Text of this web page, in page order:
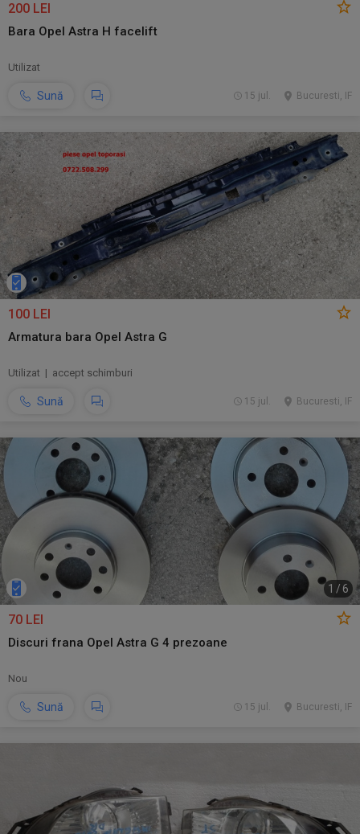
200 LEI
Bara Opel Astra H facelift
Utilizat
Sună Bucuresti, IF
15 jul.
100 LEI
Armatura bara Opel Astra G
Utilizat | accept schimburi
Sună Bucuresti, IF
15 jul.
1 / 6
70 LEI
Discuri frana Opel Astra G 4 prezoane
Nou
Sună Bucuresti, IF
15 jul.